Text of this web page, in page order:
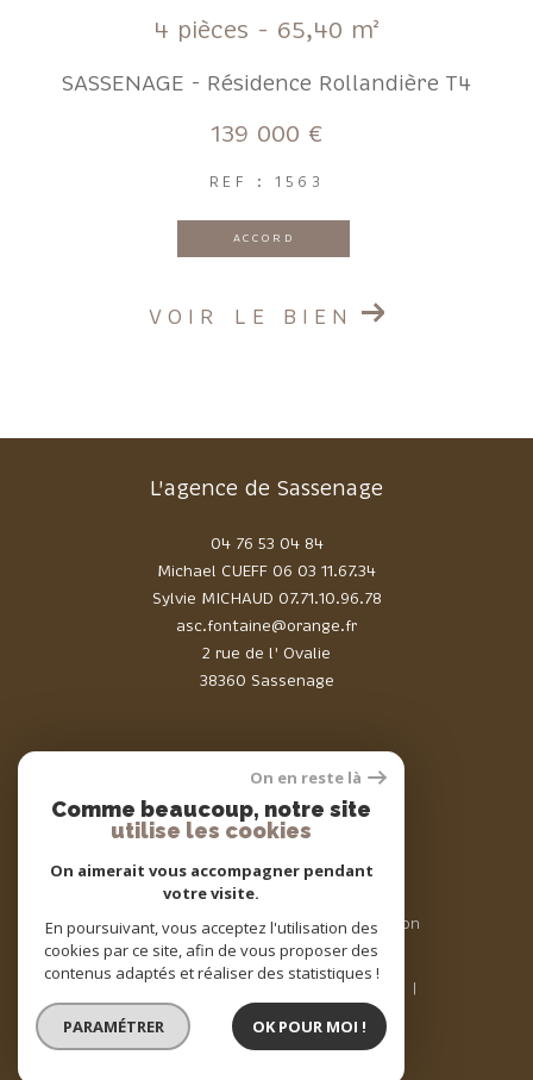
4 pièces - 65,40 m²
SASSENAGE - Résidence Rollandière T4
139 000 €
REF : 1563
ACCORD
VOIR LE BIEN
L'agence de Sassenage
04 76 53 04 84
2 rue de l' Ovalie
38360 Sassenage
Michael CUEFF 06 03 11.67.34
Sylvie MICHAUD 07.71.10.96.78
asc.fontaine@orange.fr
Adhérents
© 2026 | Tous droits réservés | Traduction
powered by Google |
Nos honoraires
Plan du site
Mentions légales
Nos liens
Politique RGPD
On en reste là
Comme beaucoup, notre site
utilise les cookies
On aimerait vous accompagner pendant
votre visite.
En poursuivant, vous acceptez l'utilisation des
cookies par ce site, afin de vous proposer des
contenus adaptés et réaliser des statistiques !
PARAMÉTRER OK POUR MOI !